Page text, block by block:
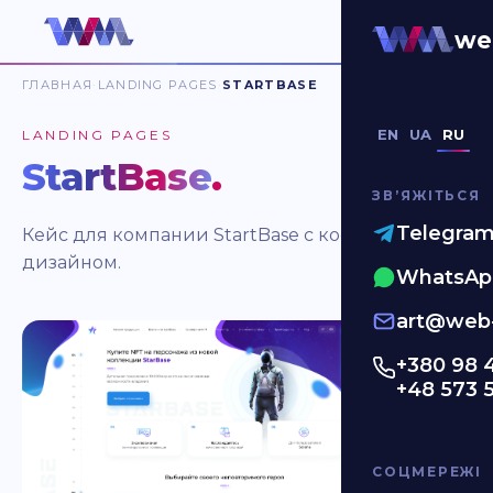
EN UA RU
ЗВʼЯЖІТЬСЯ
+380 98
+48 573
СОЦМЕРЕЖІ
ГЛАВНАЯ LANDING PAGES STARTBASE
LANDING PAGES
StartBase.
Кейс для компании StartBase с космическим
дизайном.